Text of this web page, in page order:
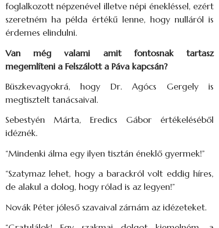
foglalkozott népzenével illetve népi énekléssel, ezért
szeretném ha példa értékű lenne, hogy nulláról is
érdemes elindulni.
Van még valami amit fontosnak tartasz
megemlíteni a Felszálott a Páva kapcsán?
Büszkevagyokrá, hogy Dr. Agócs Gergely is
megtisztelt tanácsaival.
Sebestyén Márta, Eredics Gábor értékeléséből
idéznék.
“Mindenki álma egy ilyen tisztán éneklő gyermek!”
“Szatymaz lehet, hogy a barackról volt eddig híres,
de alakul a dolog, hogy rólad is az legyen!”
Novák Péter jóleső szavaival zárnám az idézeteket.